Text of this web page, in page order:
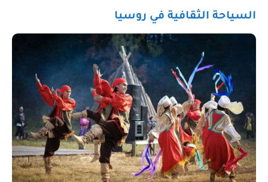
السياحة الثقافية في روسيا